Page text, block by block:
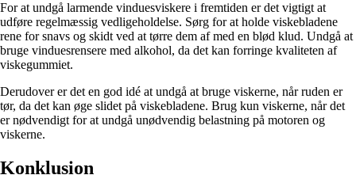
For at undgå larmende vinduesviskere i fremtiden er det vigtigt at
udføre regelmæssig vedligeholdelse. Sørg for at holde viskebladene
rene for snavs og skidt ved at tørre dem af med en blød klud. Undgå at
bruge vinduesrensere med alkohol, da det kan forringe kvaliteten af
viskegummiet.
Derudover er det en god idé at undgå at bruge viskerne, når ruden er
tør, da det kan øge slidet på viskebladene. Brug kun viskerne, når det
er nødvendigt for at undgå unødvendig belastning på motoren og
viskerne.
Konklusion